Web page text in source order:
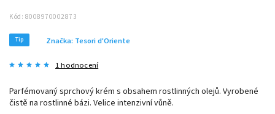
Kód: 8008970002873
Tip
1 hodnocení
Značka: Tesori d'Oriente
Parfémovaný sprchový krém s obsahem rostlinných olejů. Vyrobené
čistě na rostlinné bázi. Velice intenzivní vůně.